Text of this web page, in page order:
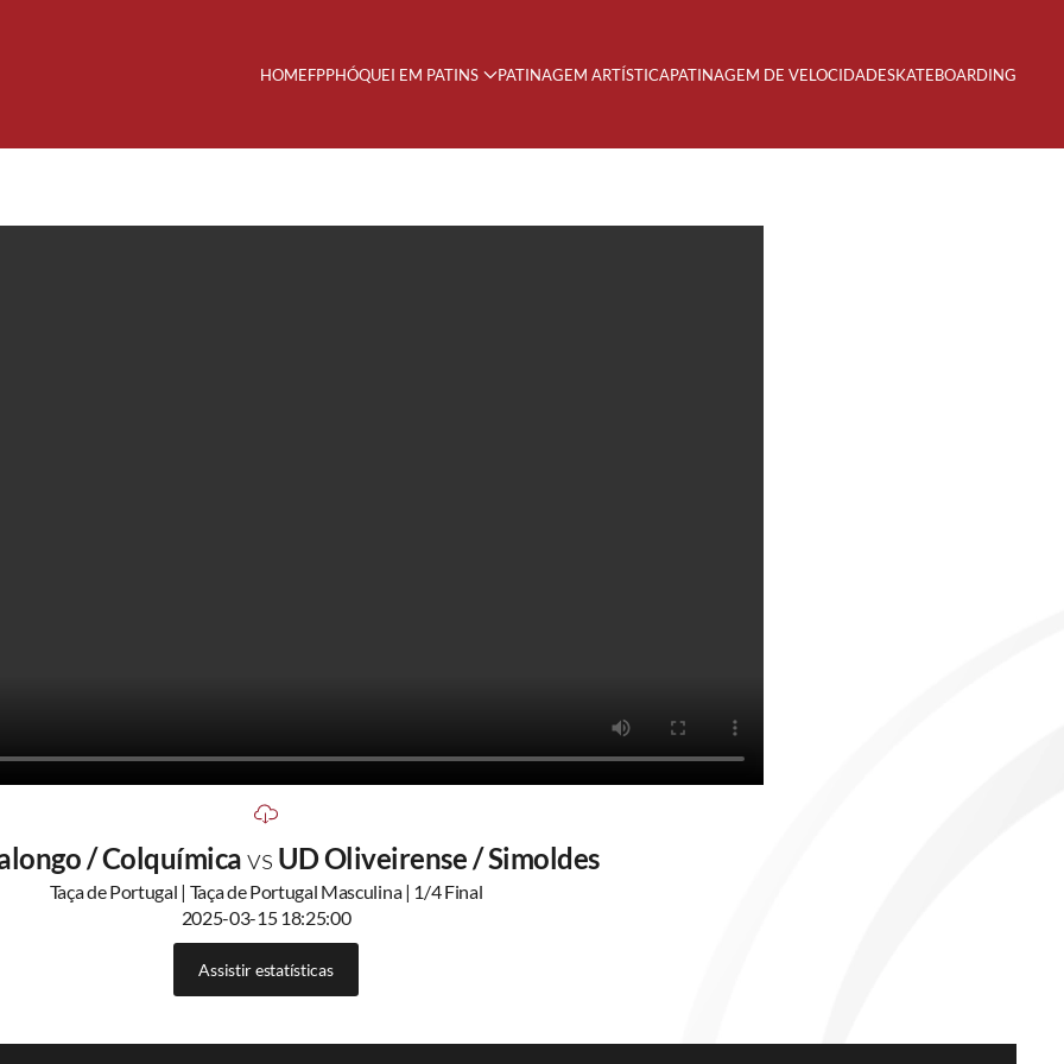
HOMEFPPHÓQUEI EM PATINS PATINAGEM ARTÍSTICAPATINAGEM DE VELOCIDADESKATEBOARDING
/ Colquímicavs UD Oliveirense / Simoldes
Taça de Portugal | Taça de Portugal Masculina | 1/4 Final
2025-03-15 18:25:00
Assistir estatísticas